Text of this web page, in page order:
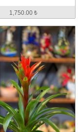
1,750.00 ₺